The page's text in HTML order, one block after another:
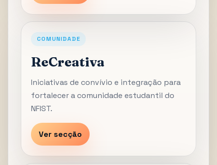
COMUNIDADE
ReCreativa
Iniciativas de convívio e integração para
fortalecer a comunidade estudantil do
NFIST.
Ver secção